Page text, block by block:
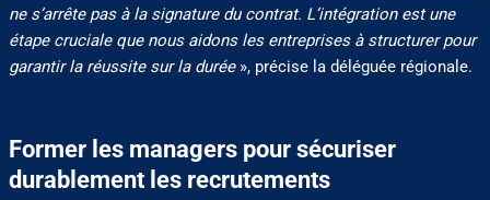
ne s’arrête pas à la signature du contrat. L’intégration est une
étape cruciale que nous aidons les entreprises à structurer pour
garantir la réussite sur la durée», précise la déléguée régionale.
Former les managers pour sécuriser
durablement les recrutements